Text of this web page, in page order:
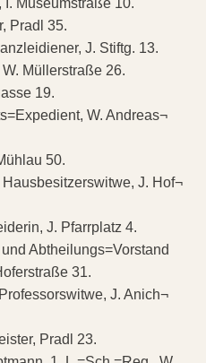
Pradl 35.
J. Stiftg. 13.
Müllerstraße 26.
19.
W. Andreas¬
50.
J. Hof¬
J. Pfarrplatz 4.
Abtheilungs=Vorstand
31.
J. Anich¬
Pradl 23.